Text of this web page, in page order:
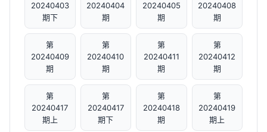
20240403
期下
20240404
期
20240405
期
20240408
期
第
20240409
期
第
20240410
期
第
20240411
期
第
20240412
期
第
20240417
期上
第
20240417
期下
第
20240418
期
第
20240419
期上